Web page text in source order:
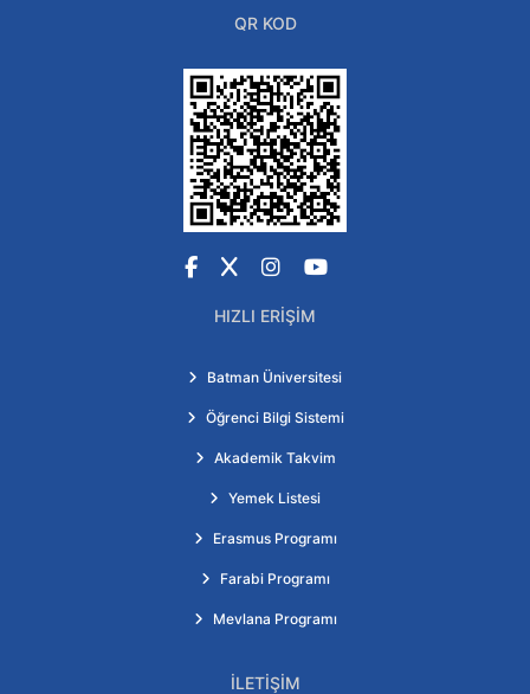
QR KOD
Facebook
X Instagram
YouTube
HIZLI ERIŞIM
Batman Üniversitesi
Öğrenci Bilgi Sistemi
Akademik Takvim
Yemek Listesi
Erasmus Programı
Farabi Programı
Mevlana Programı
İLETIŞIM